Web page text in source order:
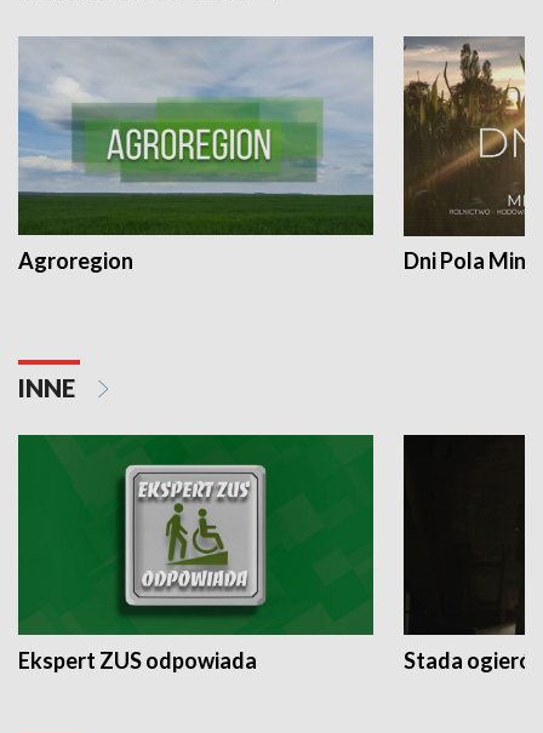
Agroregion Dni Pola
INNE
Ekspert ZUS odpowiada Stada